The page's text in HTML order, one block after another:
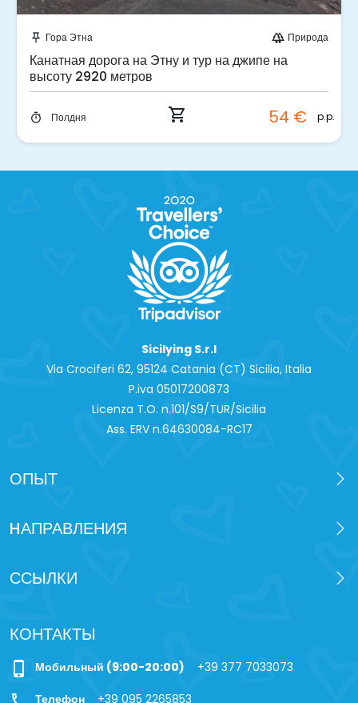
push_pin Гора Этна forest Природа
Канатная дорога на Этну и тур на джипе на
высоту 2920 метров
timer Полдня shopping_cart 54 € p.p.
Sicilying S.r.l
Via Crociferi 62, 95124 Catania (CT) Sicilia, Italia
P.iva 0‍5017200873
Licenza T.O. n.101/S9/TUR/Sicilia
Ass. ERV n.64630084-RC17
ОПЫТ
HАПРАВЛЕНИЯ
ССЫЛКИ
КОНТАКТЫ
phone_iphone Мобильный (9:00-20:00) +39 377 7033073
Телефон +39 095 2265853